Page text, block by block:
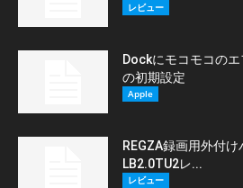
レビュー
Dockにモコモコの
の初期設定
Apple
REGZA録画用外付
LB2.0TU2レ...
レビュー